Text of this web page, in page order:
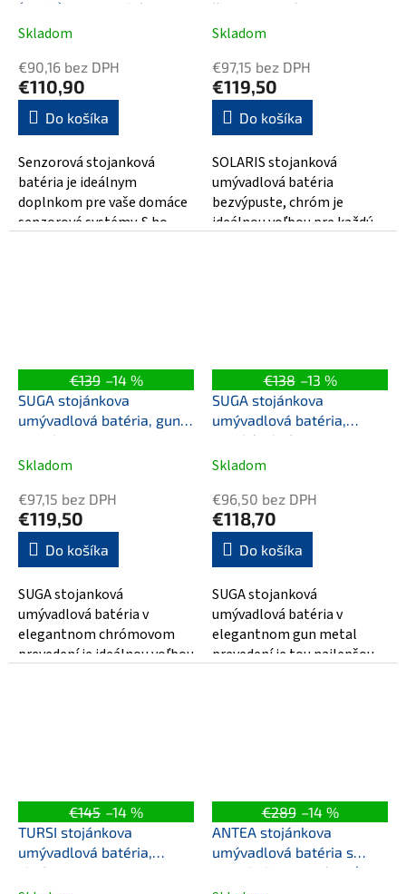
(4xAA), pes, modrá
Skladom
€90,16 bez DPH
€110,90
Do košíka
Senzorová stojanková
batéria je ideálnym
doplnkom pre vaše domáce
senzorové systémy. S ho
čierna matná
Skladom
€97,15 bez DPH
€119,50
Do košíka
SOLARIS stojanková
umývadlová batéria
bezvýpuste, chróm je
ideálnou voľbou pre každú
€139 –14 %
SUGA stojánkova
umývadlová batéria, gun
metal
Skladom
€97,15 bez DPH
€119,50
Do košíka
SUGA stojanková
umývadlová batéria v
elegantnom chrómovom
prevedení je ideálnou voľbou
€138 –13 %
SUGA stojánkova
umývadlová batéria,
vysoká, chróm
Skladom
€96,50 bez DPH
€118,70
Do košíka
SUGA stojanková
umývadlová batéria v
elegantnom gun metal
prevedení je tou najlepšou
€145 –14 %
TURSI stojánkova
umývadlová batéria,
chróm
€289 –14 %
ANTEA stojánkova
umývadlová batéria s
retro hubicou s výpusťou,